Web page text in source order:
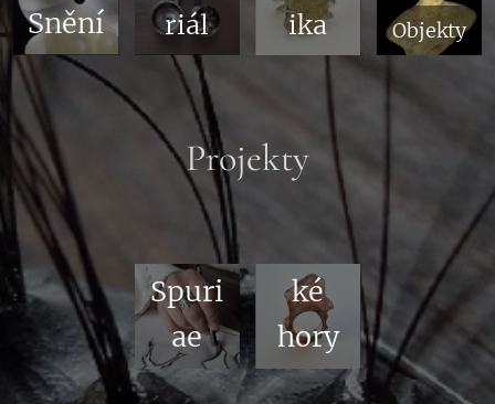
Snění
riál
ika
Objekty
Projekty
Spuri
ae
Jizers
ké
hory